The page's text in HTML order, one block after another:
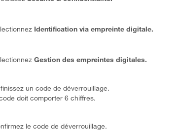
Identification via empreinte digitale.
Gestion des empreintes digitales.
un code de déverrouillage.
doit comporter 6 chiffres.
le code de déverrouillage.